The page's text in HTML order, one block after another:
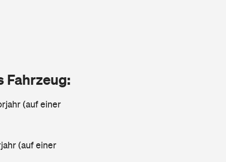
Fahrzeug:
(auf einer
(auf einer